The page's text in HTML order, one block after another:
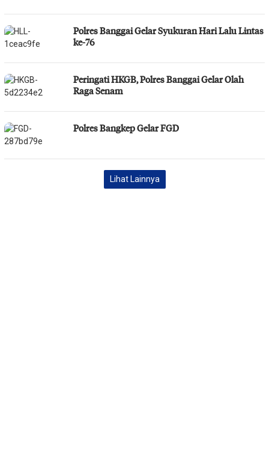
Polres Banggai Gelar Syukuran Hari Lalu Lintas
ke-76
Peringati HKGB, Polres Banggai Gelar Olah
Raga Senam
Polres Bangkep Gelar FGD
Lihat Lainnya